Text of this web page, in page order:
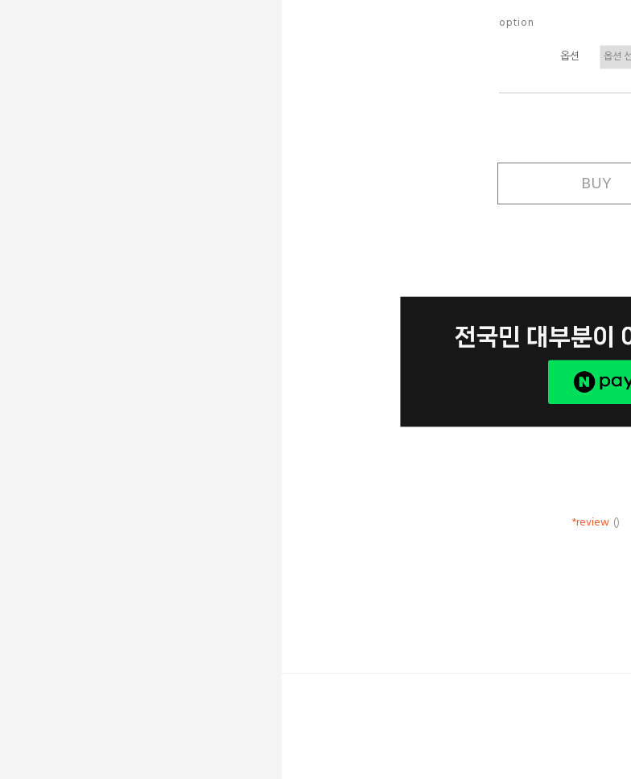
o p t i o n
옵션
BUY
*review ()